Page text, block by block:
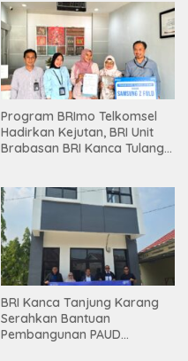
Program BRImo Telkomsel
Hadirkan Kejutan, BRI Unit
Brabasan BRI Kanca Tulang
Mesuji
BRI Kanca Tanjung Karang
Serahkan Bantuan
Pembangunan PAUD